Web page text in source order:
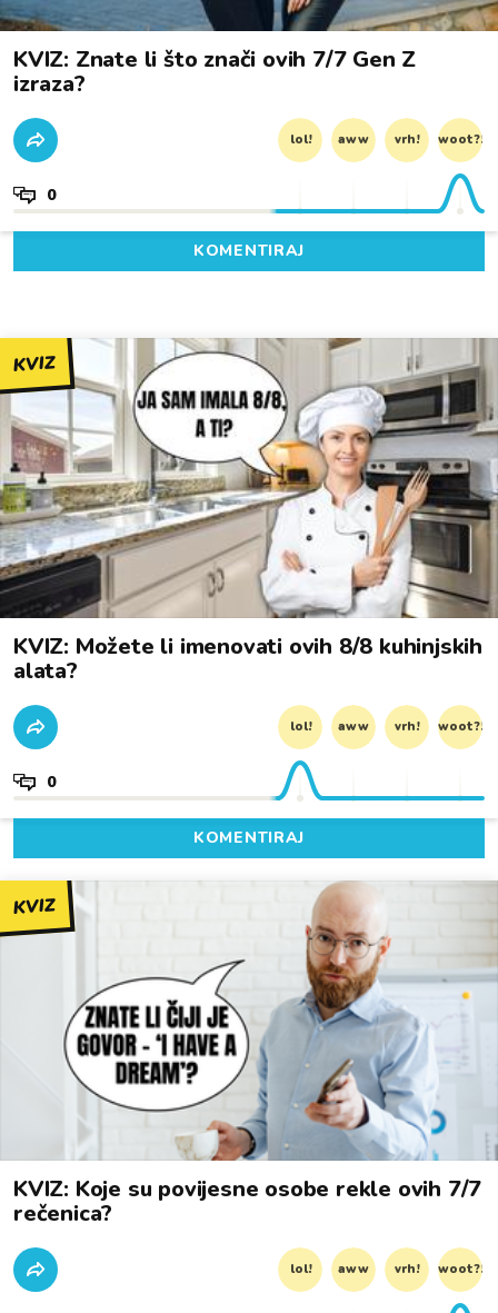
KVIZ: Znate li što znači ovih 7/7 Gen Z
izraza?
lol! aww vrh! woot?!
0
KOMENTIRAJ
KVIZ
KVIZ: Možete li imenovati ovih 8/8 kuhinjskih
alata?
lol! aww vrh! woot?!
0
KOMENTIRAJ
KVIZ
KVIZ: Koje su povijesne osobe rekle ovih 7/7
rečenica?
lol! aww vrh! woot?!